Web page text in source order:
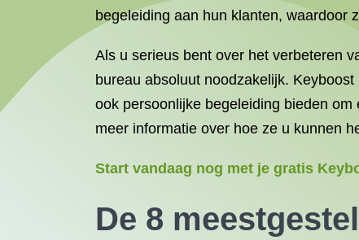
begeleiding aan hun klanten, waardoor
Als u serieus bent over het verbeteren
bureau absoluut noodzakelijk.
ook persoonlijke begeleiding bieden
meer informatie over hoe ze u kunnen
Start vandaag nog met je gratis
De 8